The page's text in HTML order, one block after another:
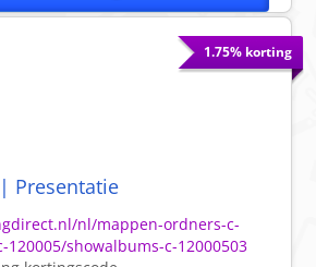
1.75% korting
Presentatie
nl/mappen-ordners-c-
120005/showalbums-c-12000503